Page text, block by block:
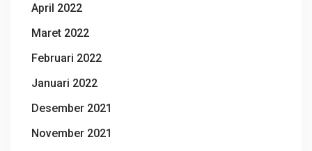
April 2022
Maret 2022
Februari 2022
Januari 2022
Desember 2021
November 2021